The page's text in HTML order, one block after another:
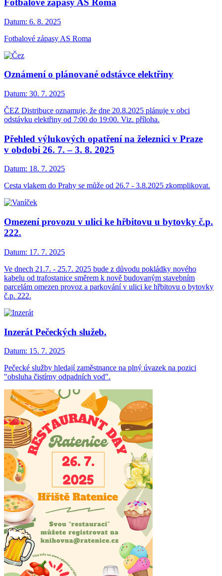
Fotbalové zápasy AS Roma
Datum: 6. 8. 2025
Fotbalové zápasy AS Roma
Oznámení o plánované odstávce elektřiny
Datum: 30. 7. 2025
ČEZ Distribuce oznamuje, že dne 20.8.2025 plánuje v obci
odstávku elektřiny od 7:00 do 19:00. Viz. příloha.
Přehled výlukových opatření na železnici v Praze
v období 26. 7. – 3. 8. 2025
Datum: 18. 7. 2025
Cesta vlakem do Prahy se může od 26.7 - 3.8.2025 zkomplikovat.
Omezení provozu v ulici ke hřbitovu u bytovky č.p.
222.
Datum: 17. 7. 2025
Ve dnech 21.7. - 25.7. 2025 bude z důvodu pokládky nového
kabelu od trafostanice směrem k nově budovaným stavebním
parcelám omezen provoz a parkování v ulici ke hřbitovu o bytovky
č.p. 222.
Inzerát Pečeckých služeb.
Datum: 15. 7. 2025
Pečecké služby hledají zaměstnance na plný úvazek na pozici
"obsluha čistírny odpadních vod".